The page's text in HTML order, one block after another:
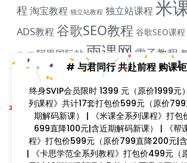
程 淘宝教程 独立站教程 独立站课程米
ADS教程谷歌SEO教程 谷歌SEO课程
境B哥 阿里国际站雨课网 雷子教程
Copyright © 2023找课程网- All rights
本站支持课程资源互换，优质课程资源互换请联系微信
注：课程互换)
闽ICP备2022077749号
终身SVIP会员限时 1399 元（原价1999元
系列课程》共计17套打包价599元（原价
含近期解码新课） | 《米课全系列课程》
（原价699直降100元|含近期解码新课） |
列课程》打包价599元（原价799直降200
新课） | 《卡思学范全系列教程》打包价
799直降300元|含近期解码新课 | 凡单次
过300元，享受原价7折购课钜